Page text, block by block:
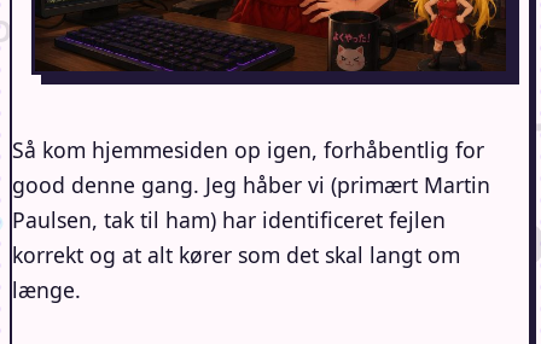
Så kom hjemmesiden op igen, forhåbentlig for
good denne gang. Jeg håber vi (primært Martin
Paulsen, tak til ham) har identificeret fejlen
korrekt og at alt kører som det skal langt om
længe.